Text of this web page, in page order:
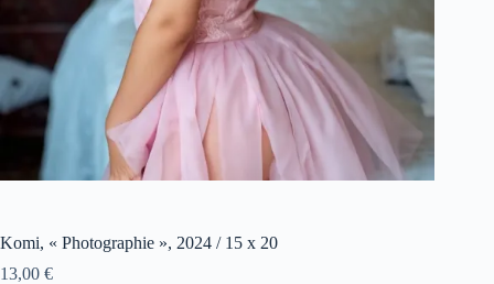
Komi, « Photographie », 2024 / 15 x 20
13,00 €